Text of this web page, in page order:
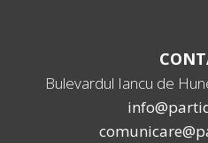
Bulevardul Iancu de